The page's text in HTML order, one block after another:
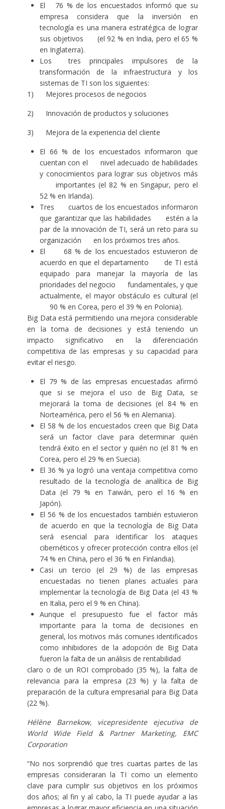
El 76 % de los encuestados informó que su
empresa considera que la inversión en
tecnología es una manera estratégica de lograr
sus objetivos (el 92 % en India, pero el 65 %
en Inglaterra).
Los tres principales impulsores de la
transformación de la infraestructura y los
sistemas de TI son los siguientes:
1) Mejores procesos de negocios
2) Innovación de productos y soluciones
3) Mejora de la experiencia del cliente
El 66 % de los encuestados informaron que
cuentan con el nivel adecuado de habilidades
y conocimientos para lograr sus objetivos más
importantes (el 82 % en Singapur, pero el
52 % en Irlanda).
Tres cuartos de los encuestados informaron
que garantizar que las habilidades estén a la
par de la innovación de TI, será un reto para su
organización en los próximos tres años.
El 68 % de los encuestados estuvieron de
acuerdo en que el departamento de TI está
equipado para manejar la mayoría de las
prioridades del negocio fundamentales, y que
actualmente, el mayor obstáculo es cultural (el
90 % en Corea, pero el 39 % en Polonia).
Big Data está permitiendo una mejora considerable
en la toma de decisiones y está teniendo un
impacto significativo en la diferenciación
competitiva de las empresas y su capacidad para
evitar el riesgo.
El 79 % de las empresas encuestadas afirmó
que si se mejora el uso de Big Data, se
mejorará la toma de decisiones (el 84 % en
Norteamérica, pero el 56 % en Alemania).
El 58 % de los encuestados creen que Big Data
será un factor clave para determinar quién
tendrá éxito en el sector y quién no (el 81 % en
Corea, pero el 29 % en Suecia).
El 36 % ya logró una ventaja competitiva como
resultado de la tecnología de analítica de Big
Data (el 79 % en Taiwán, pero el 16 % en
Japón).
El 56 % de los encuestados también estuvieron
de acuerdo en que la tecnología de Big Data
será esencial para identificar los ataques
cibernéticos y ofrecer protección contra ellos (el
74 % en China, pero el 36 % en Finlandia).
Casi un tercio (el 29 %) de las empresas
encuestadas no tienen planes actuales para
implementar la tecnología de Big Data (el 43 %
en Italia, pero el 9 % en China).
Aunque el presupuesto fue el factor más
importante para la toma de decisiones en
general, los motivos más comunes identificados
como inhibidores de la adopción de Big Data
fueron la falta de un análisis de rentabilidad
claro o de un ROI comprobado (35 %), la falta de
relevancia para la empresa (23 %) y la falta de
preparación de la cultura empresarial para Big Data
(22 %).
Hélène Barnekow, vicepresidente ejecutiva de
World Wide Field & Partner Marketing, EMC
Corporation
“No nos sorprendió que tres cuartas partes de las
empresas consideraran la TI como un elemento
clave para cumplir sus objetivos en los próximos
dos años; al fin y al cabo, la TI puede ayudar a las